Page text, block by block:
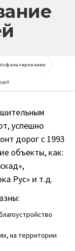
Асфальтирование
успешно
дорог с 1993
объекты, как:
Рус» и т.д.
на территории